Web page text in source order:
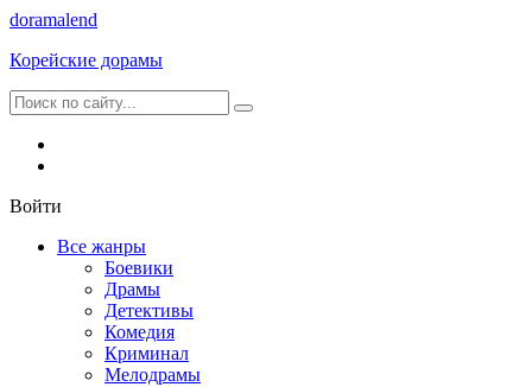
doramalend
Корейские дорамы
Войти
Все жанры
Боевики
Драмы
Детективы
Комедия
Криминал
Мелодрамы